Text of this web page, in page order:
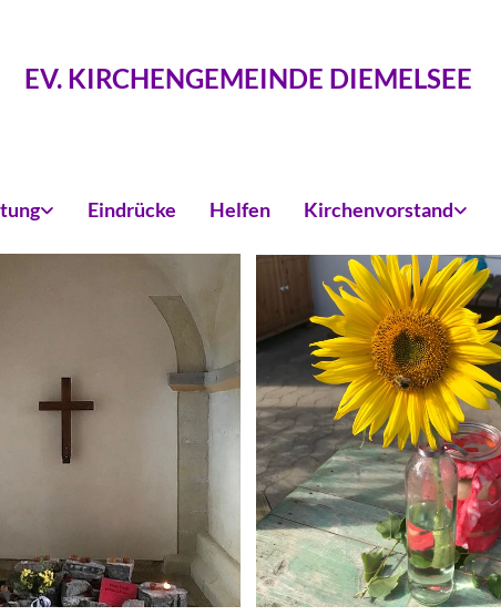
EV. KIRCHENGEMEINDE DIEMELSEE
Eindrücke Helfen Kirchenvorstand